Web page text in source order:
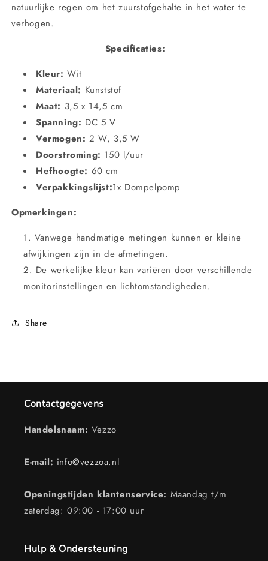
natuurlijke regen om het zuurstofgehalte in het water te
verhogen.
Specificaties:
Kleur: Wit
Materiaal: Kunststof
Maat: 3,5 x 14,5 cm
Spanning: DC 5 V
Vermogen: 2 W, 3,5 W
Doorstroming: 150 l/uur
Hefhoogte: 60 cm
Verpakkingslijst:1x Dompelpomp
Opmerkingen:
Vanwege handmatige metingen kunnen er kleine
afwijkingen zijn in de afmetingen.
De werkelijke kleur kan variëren door verschillende
monitorinstellingen en lichtomstandigheden.
Share
Contactgegevens
Handelsnaam: Vezzo
E-mail: info@vezzoa.nl
Openingstijden klantenservice: Maandag t/m
zaterdag: 09:00 - 17:00 uur
Hulp & Ondersteuning